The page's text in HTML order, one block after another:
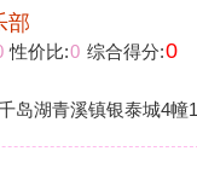
合得分:
号青山湖宝龙广场M-F3-002
合得分:0